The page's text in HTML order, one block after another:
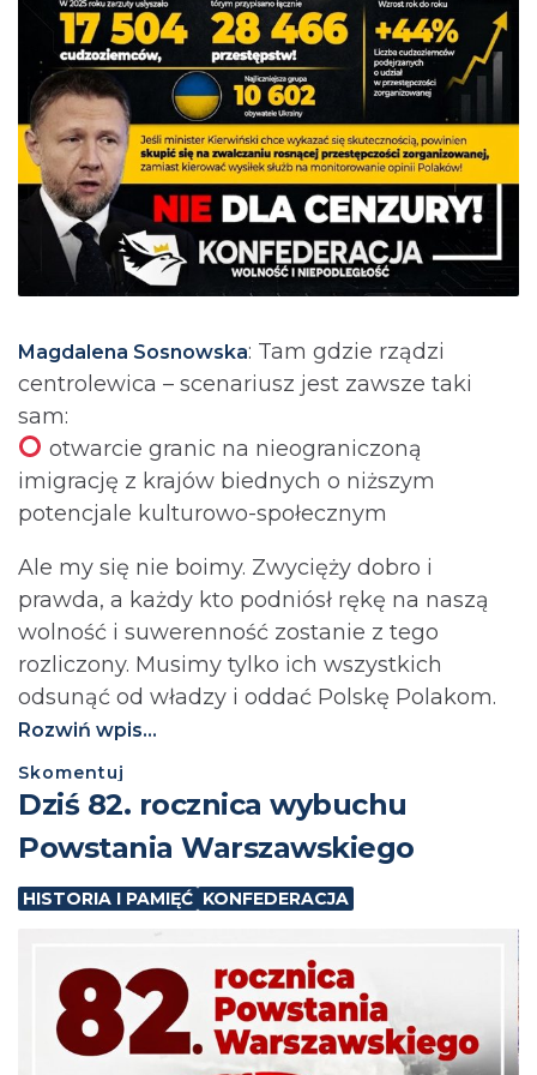
Magdalena Sosnowska: Tam gdzie rządzi
centrolewica – scenariusz jest zawsze taki
sam:
otwarcie granic na nieograniczoną
imigrację z krajów biednych o niższym
potencjale kulturowo-społecznym
Ale my się nie boimy. Zwycięży dobro i
prawda, a każdy kto podniósł rękę na naszą
wolność i suwerenność zostanie z tego
rozliczony. Musimy tylko ich wszystkich
odsunąć od władzy i oddać Polskę Polakom.
Rozwiń wpis...
Skomentuj
Dziś 82. rocznica wybuchu
Powstania Warszawskiego
HISTORIA I PAMIĘĆ KONFEDERACJA